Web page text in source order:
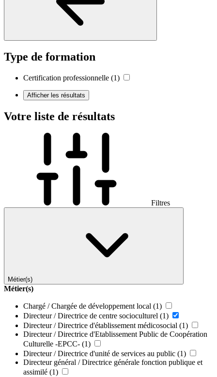
Type de formation
Certification professionnelle (1)
Afficher les résultats
Votre liste de résultats
Filtres
Métier(s)
Métier(s)
Chargé / Chargée de développement local (1)
Directeur / Directrice de centre socioculturel (1)
Directeur / Directrice d'établissement médicosocial (1)
Directeur / Directrice d'Etablissement Public de Coopération
Culturelle -EPCC- (1)
Directeur / Directrice d'unité de services au public (1)
Directeur général / Directrice générale fonction publique et
assimilé (1)